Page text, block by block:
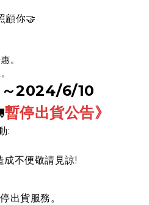
顧你🤝
。
2024/6/10
暫停出貨公告》
:
不便敬請見諒!
出貨服務。